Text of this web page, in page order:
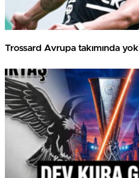
Trossard Avrupa takımında yok